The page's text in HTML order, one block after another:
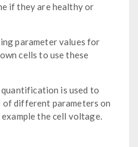
if they are healthy or
parameter values for
cells to use these
is used to
of different parameters on
the cell voltage.